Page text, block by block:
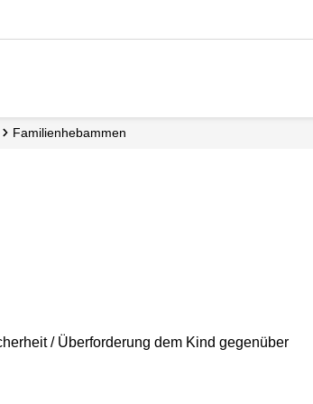
Familienhebammen
/ Überforderung dem Kind gegenüber